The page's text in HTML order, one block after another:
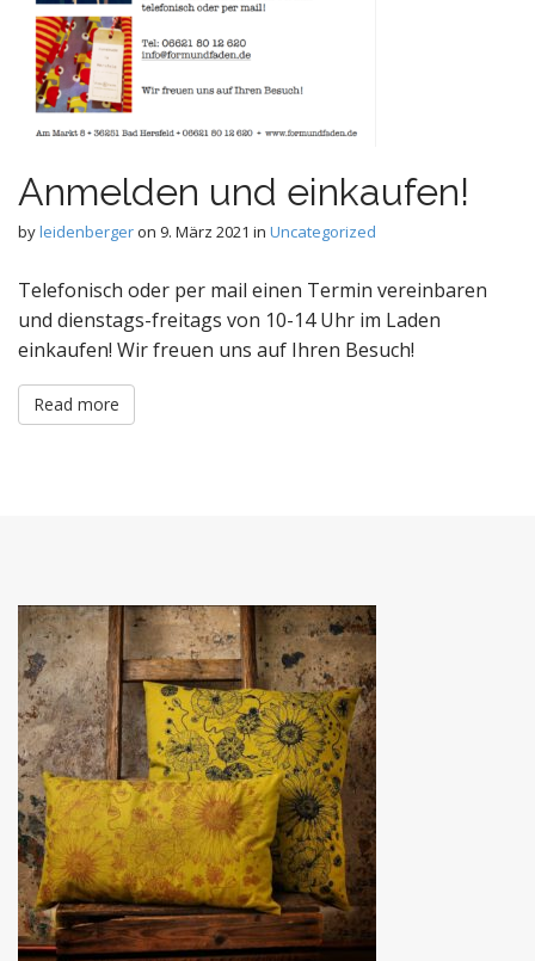
Anmelden und einkaufen!
byleidenbergeron 9. März 2021 in Uncategorized
Telefonisch oder per mail einen Termin vereinbaren
und dienstags-freitags von 10-14 Uhr im Laden
einkaufen! Wir freuen uns auf Ihren Besuch!
Read more